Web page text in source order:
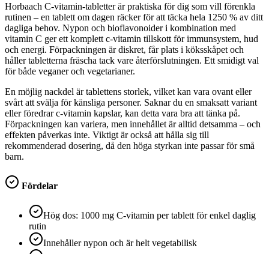
Horbaach C-vitamin-tabletter är praktiska för dig som vill förenkla
rutinen – en tablett om dagen räcker för att täcka hela 1250 % av ditt
dagliga behov. Nypon och bioflavonoider i kombination med
vitamin C ger ett komplett c-vitamin tillskott för immunsystem, hud
och energi. Förpackningen är diskret, får plats i köksskåpet och
håller tabletterna fräscha tack vare återförslutningen. Ett smidigt val
för både veganer och vegetarianer.
En möjlig nackdel är tablettens storlek, vilket kan vara ovant eller
svårt att svälja för känsliga personer. Saknar du en smaksatt variant
eller föredrar c-vitamin kapslar, kan detta vara bra att tänka på.
Förpackningen kan variera, men innehållet är alltid detsamma – och
effekten påverkas inte. Viktigt är också att hålla sig till
rekommenderad dosering, då den höga styrkan inte passar för små
barn.
Fördelar
Hög dos: 1000 mg C-vitamin per tablett för enkel daglig
rutin
Innehåller nypon och är helt vegetabilisk